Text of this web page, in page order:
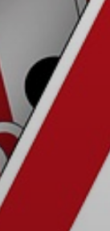
A
PÉNZÜGYEI